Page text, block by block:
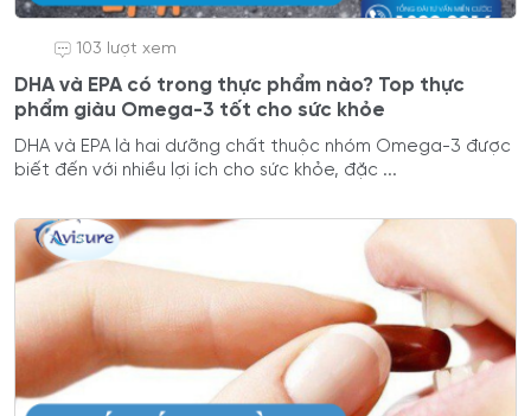
103 lượt xem
DHA và EPA có trong thực phẩm nào? Top thực
phẩm giàu Omega-3 tốt cho sức khỏe
DHA và EPA là hai dưỡng chất thuộc nhóm Omega-3 được
biết đến với nhiều lợi ích cho sức khỏe, đặc ...